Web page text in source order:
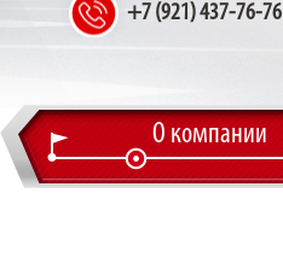
+7 (921) 437-76-76
О компании